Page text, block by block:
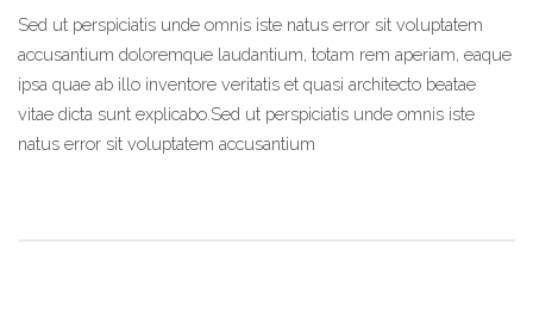
Sed ut perspiciatis unde omnis iste natus error sit voluptatem
accusantium doloremque laudantium, totam rem aperiam, eaque
ipsa quae ab illo inventore veritatis et quasi architecto beatae
vitae dicta sunt explicabo.Sed ut perspiciatis unde omnis iste
natus error sit voluptatem accusantium